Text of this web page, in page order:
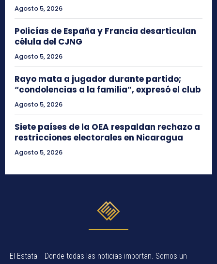
Agosto 5, 2026
Policías de España y Francia desarticulan
célula del CJNG
Agosto 5, 2026
Rayo mata a jugador durante partido;
“condolencias a la familia”, expresó el club
Agosto 5, 2026
Siete países de la OEA respaldan rechazo a
restricciones electorales en Nicaragua
Agosto 5, 2026
El Estatal - Donde todas las noticias importan. Somos un